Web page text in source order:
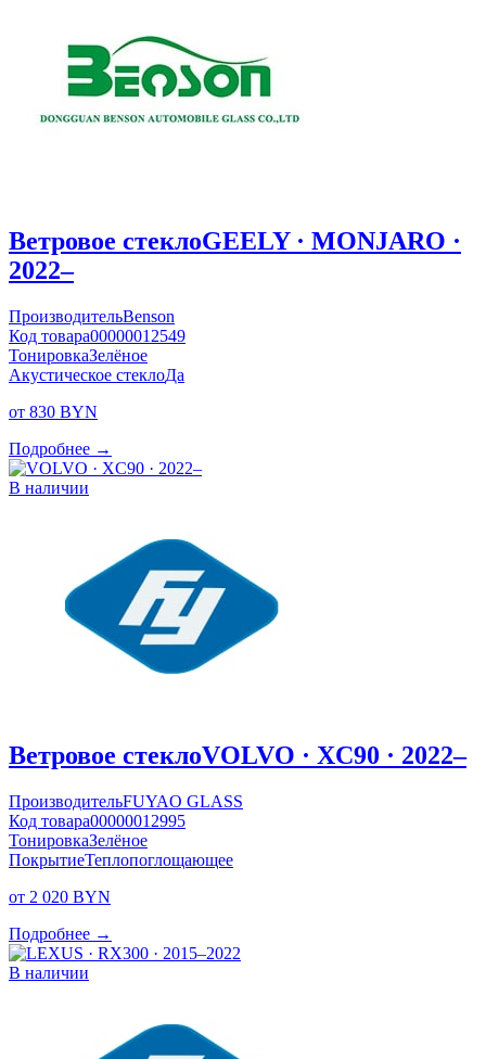
Ветровое стеклоGEELY · MONJARO ·
2022–
ПроизводительBenson
Код товара00000012549
ТонировкаЗелёное
Акустическое стеклоДа
от 830 BYN
Подробнее →
В наличии
Ветровое стеклоVOLVO · XC90 · 2022–
ПроизводительFUYAO GLASS
Код товара00000012995
ТонировкаЗелёное
ПокрытиеТеплопоглощающее
от 2 020 BYN
Подробнее →
В наличии